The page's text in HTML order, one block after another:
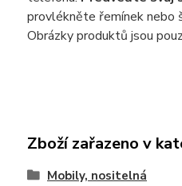
provlékněte řemínek nebo
Obrázky produktů jsou
Zboží zařazeno v
Mobily, nositelná